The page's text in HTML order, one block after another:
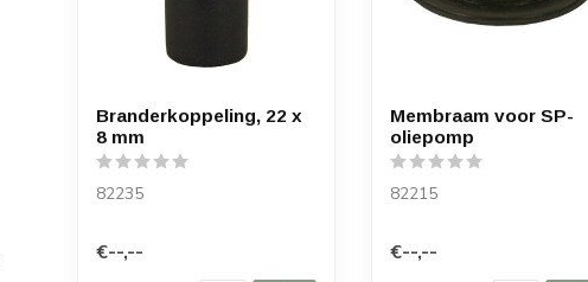
Branderkoppeling, 22 x
8 mm
82235
€--,--
Membraam voor SP-
oliepomp
82215
€--,--